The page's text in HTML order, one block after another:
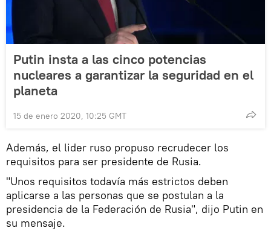
Putin insta a las cinco potencias
nucleares a garantizar la seguridad en el
planeta
15 de enero 2020, 10:25 GMT
Además, el lider ruso propuso recrudecer los
requisitos para ser presidente de Rusia.
"Unos requisitos todavía más estrictos deben
aplicarse a las personas que se postulan a la
presidencia de la Federación de Rusia", dijo Putin en
su mensaje.